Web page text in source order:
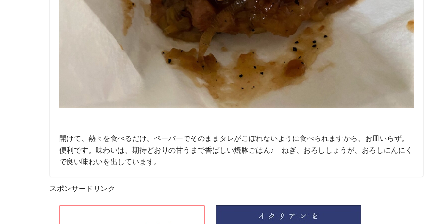
開けて、熱々を食べるだけ。ペーパーでそのままタレがこぼれないように食べられますから、お皿いらず。
便利です。味わいは、期待どおりの甘うまで香ばしい焼豚ごはん♪ ねぎ、おろししょうが、おろしにんにく
で良い味わいを出しています。
スポンサードリンク